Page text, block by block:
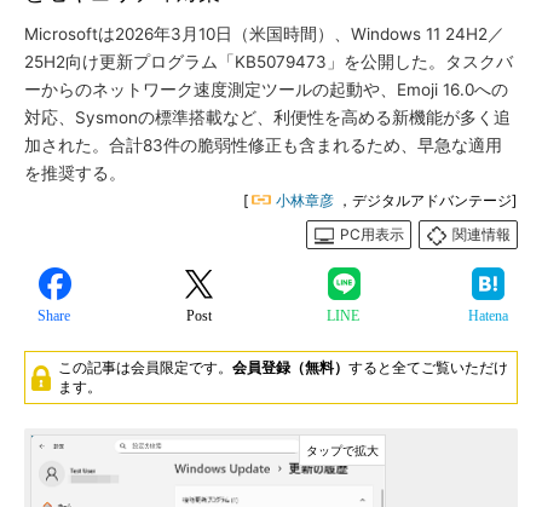
Microsoftは2026年3月10日（米国時間）、Windows 11 24H2／
25H2向け更新プログラム「KB5079473」を公開した。タスクバ
ーからのネットワーク速度測定ツールの起動や、Emoji 16.0への
対応、Sysmonの標準搭載など、利便性を高める新機能が多く追
加された。合計83件の脆弱性修正も含まれるため、早急な適用
を推奨する。
[ 小林章彦 ，デジタルアドバンテージ]
PC用表示
関連情報
Share Post LINE Hatena
この記事は会員限定です。 会員登録（無料） すると全てご覧いただけ
ます。